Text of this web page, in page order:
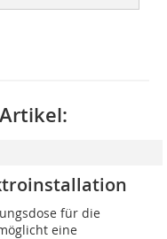
für die
eine